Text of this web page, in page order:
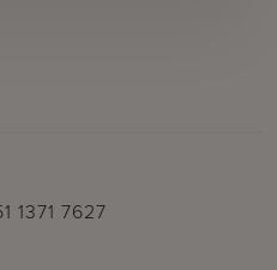
1371 7627